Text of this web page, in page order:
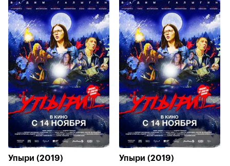
Упыри (2019) Упыри (2019)